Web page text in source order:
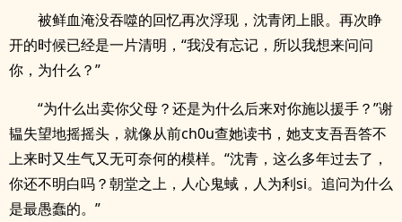
被鲜血淹没吞噬的回忆再次浮现，沈青闭上眼。再次睁
开的时候已经是一片清明，“我没有忘记，所以我想来问问
你，为什么？”
“为什么出卖你父母？还是为什么后来对你施以援手？”谢
韫失望地摇摇头，就像从前ch0u查她读书，她支支吾吾答不
上来时又生气又无可奈何的模样。“沈青，这么多年过去了，
你还不明白吗？朝堂之上，人心鬼蜮，人为利si。追问为什么
是最愚蠢的。”